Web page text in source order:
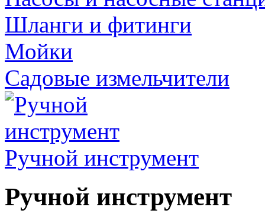
Шланги и фитинги
Мойки
Садовые измельчители
Ручной инструмент
Ручной инструмент